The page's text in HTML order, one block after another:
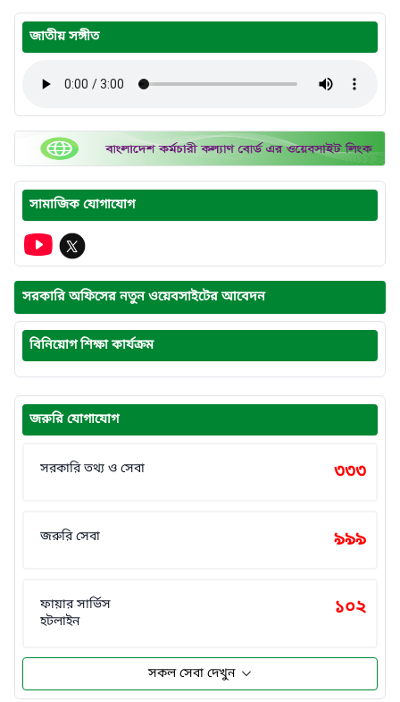
জাতীয় সঙ্গীত
সামাজিক যোগাযোগ
সরকারি অফিসের নতুন ওয়েবসাইটের আবেদন
বিনিয়োগ শিক্ষা কার্যক্রম
জরুরি যোগাযোগ
সরকারি তথ্য ও সেবা ৩৩৩
জরুরি সেবা ৯৯৯
ফায়ার সার্ভিস
হটলাইন
১০২
সকল সেবা দেখুন